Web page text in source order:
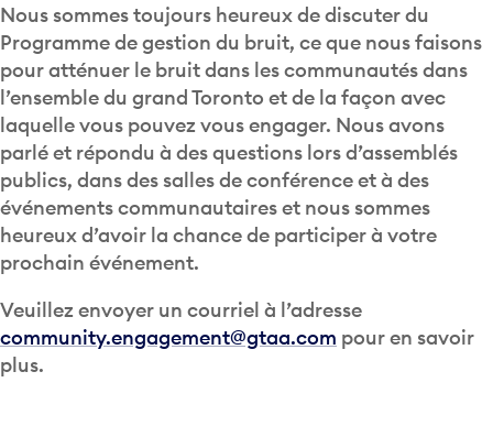
Nous sommes toujours heureux de discuter du
Programme de gestion du bruit, ce que nous faisons
pour atténuer le bruit dans les communautés dans
l’ensemble du grand Toronto et de la façon avec
laquelle vous pouvez vous engager. Nous avons
parlé et répondu à des questions lors d’assemblés
publics, dans des salles de conférence et à des
événements communautaires et nous sommes
heureux d’avoir la chance de participer à votre
prochain événement.
Veuillez envoyer un courriel à l’adresse
community.engagement@gtaa.com pour en savoir
plus.